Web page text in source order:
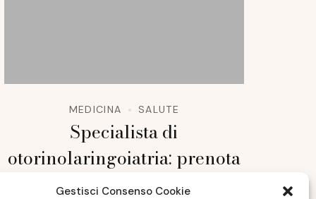
Gestisci Consenso Cookie
MEDICINA SALUTE
Specialista di
otorinolaringoiatria: prenota
una visita dagli esperti di